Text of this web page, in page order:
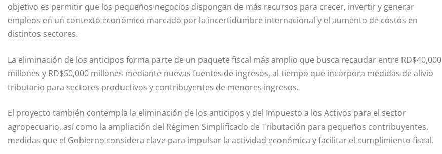
objetivo es permitir que los pequeños negocios dispongan de más recursos para crecer, invertir y generar
empleos en un contexto económico marcado por la incertidumbre internacional y el aumento de costos en
distintos sectores.
La eliminación de los anticipos forma parte de un paquete fiscal más amplio que busca recaudar entre RD$40,000
millones y RD$50,000 millones mediante nuevas fuentes de ingresos, al tiempo que incorpora medidas de alivio
tributario para sectores productivos y contribuyentes de menores ingresos.
El proyecto también contempla la eliminación de los anticipos y del Impuesto a los Activos para el sector
agropecuario, así como la ampliación del Régimen Simplificado de Tributación para pequeños contribuyentes,
medidas que el Gobierno considera clave para impulsar la actividad económica y facilitar el cumplimiento fiscal.